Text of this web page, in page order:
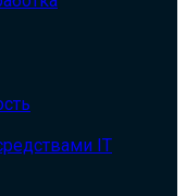
IT